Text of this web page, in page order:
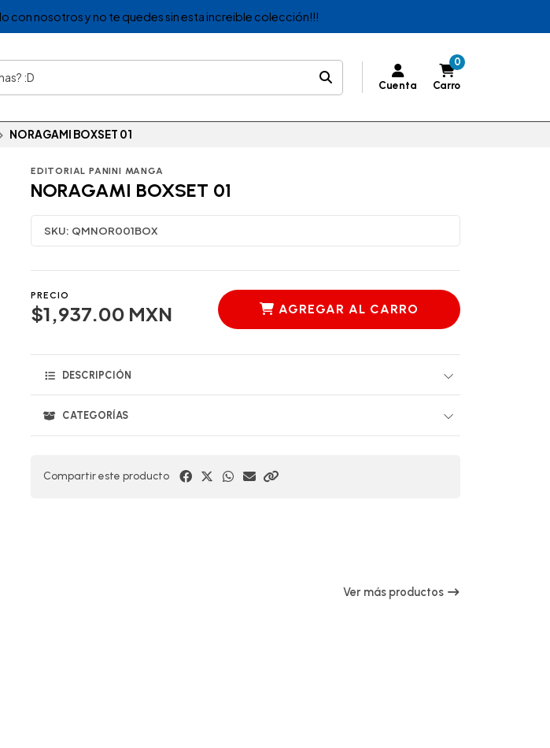
lo con nosotros y no te quedes sin esta increible colección!!!
Cuenta
0
Carro
NORAGAMI BOXSET 01
EDITORIAL PANINI MANGA
NORAGAMI BOXSET 01
SKU: QMNOR001BOX
PRECIO
$1,937.00 MXN AGREGAR AL CARRO
DESCRIPCIÓN
CATEGORÍAS
Compartir este producto
Ver más productos